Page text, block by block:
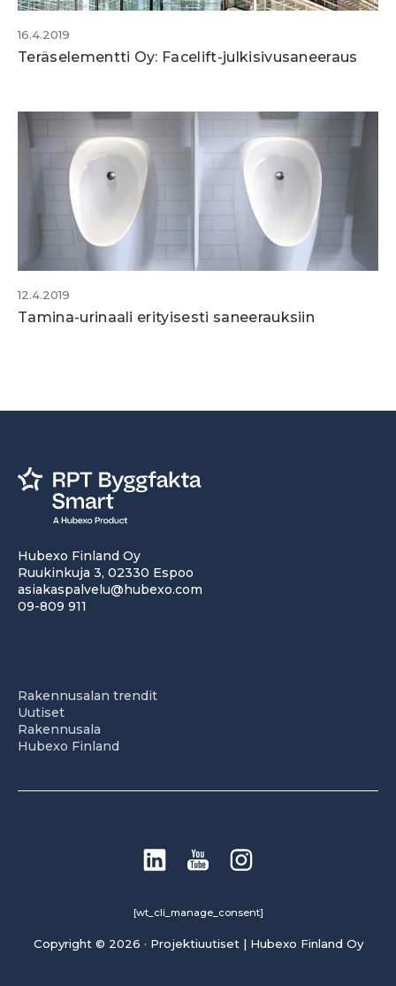
16.4.2019
Teräselementti Oy: Facelift-julkisivusaneeraus
12.4.2019
Tamina-urinaali erityisesti saneerauksiin
Hubexo Finland Oy
Ruukinkuja 3, 02330 Espoo
asiakaspalvelu@hubexo.com
09-809 911
Rakennusalan trendit
Uutiset
Rakennusala
Hubexo Finland
[wt_cli_manage_consent]
Copyright © 2026 · Projektiuutiset | Hubexo Finland Oy